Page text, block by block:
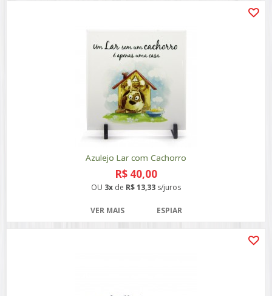
Azulejo Lar com Cachorro
R$ 40,00
OU 3x de R$ 13,33 s/juros
VER MAIS ESPIAR